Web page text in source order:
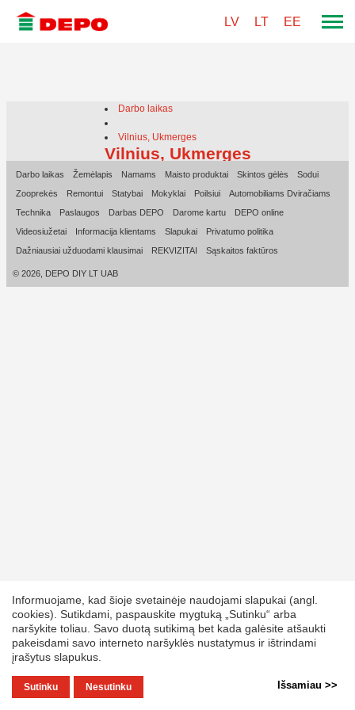
Informuojame, kad šioje svetainėje naudojami slapukai (angl.
cookies). Sutikdami, paspauskite mygtuką „Sutinku“ arba
naršykite toliau. Savo duotą sutikimą bet kada galėsite atšaukti
pakeisdami savo interneto naršyklės nustatymus ir ištrindami
įrašytus slapukus.
Sutinku Nesutinku Išsamiau >>
LV LT EE
Darbo laikas
Vilnius, Ukmerges
Vilnius, Ukmerges
Darbo laikas Žemėlapis Namams Maisto produktai Skintos gėlės
Sodui
Zooprekės
Remontui Statybai Mokyklai Poilsiui
Automobiliams Dviračiams
Technika
Paslaugos Darbas DEPO Darome kartu
DEPO online
Videosiužetai
Informacija klientams Slapukai
Privatumo politika
Dažniausiai užduodami klausimai
REKVIZITAI Sąskaitos faktūros
© 2026, DEPO DIY LT UAB